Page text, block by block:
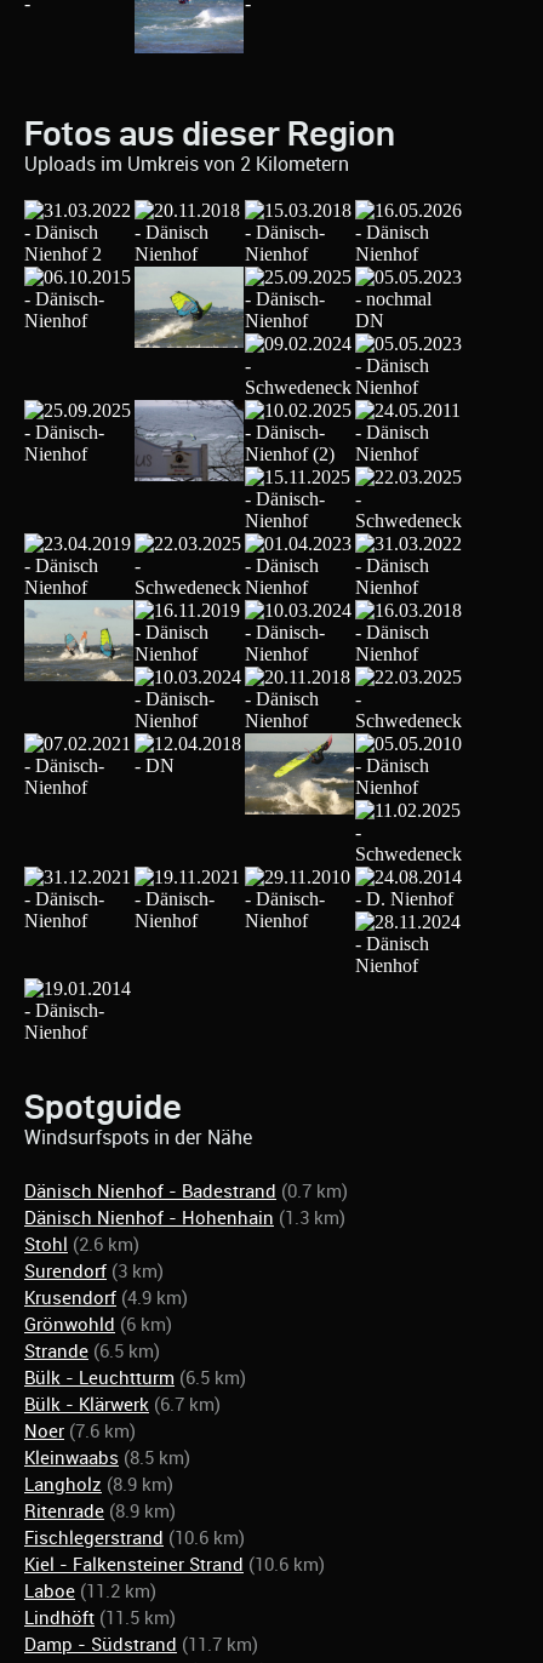
Fotos aus dieser Region
Uploads im Umkreis von 2 Kilometern
Spotguide
Windsurfspots in der Nähe
Dänisch Nienhof - Badestrand (0.7 km)
Dänisch Nienhof - Hohenhain (1.3 km)
Stohl (2.6 km)
Surendorf (3 km)
Krusendorf (4.9 km)
Grönwohld (6 km)
Strande (6.5 km)
Bülk - Leuchtturm (6.5 km)
Bülk - Klärwerk (6.7 km)
Noer (7.6 km)
Kleinwaabs (8.5 km)
Langholz (8.9 km)
Ritenrade (8.9 km)
Fischlegerstrand (10.6 km)
Kiel - Falkensteiner Strand (10.6 km)
Laboe (11.2 km)
Lindhöft (11.5 km)
Damp - Südstrand (11.7 km)